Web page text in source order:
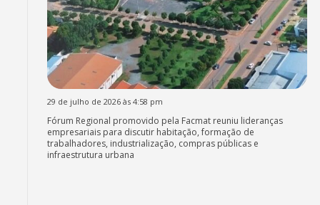
29 de julho de 2026 às 4:58 pm
Fórum Regional promovido pela Facmat reuniu lideranças
empresariais para discutir habitação, formação de
trabalhadores, industrialização, compras públicas e
infraestrutura urbana